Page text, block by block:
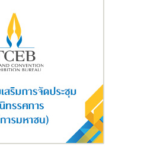
“อีกสิ่งหนึ่งที่เป็นการการันตีความสำเร็จ
2024คือ การสร้างสถิติจำนวน
สูงสุดในรอบ 3 ปีที่ผ่านมา
หม่เพิ่มขึ้นจากเดิม 25% ซึ่งตัวแทนกลุ่ม